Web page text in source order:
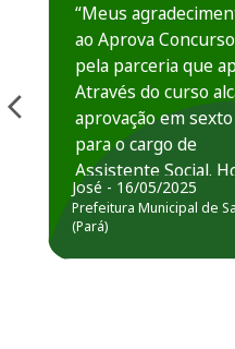
“Meus
ao Aprova
pela parceria que
Através do curso
aprovação em
para o cargo de
Assistente Social.
estou atuando na
Prefeitura de
José - 16/05/2025
Prefeitura Municipal de
(Pará)